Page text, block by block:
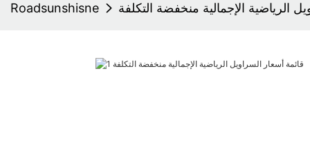
Roadsunshisne الرياضية الإجمالية منخفضة التكلفة